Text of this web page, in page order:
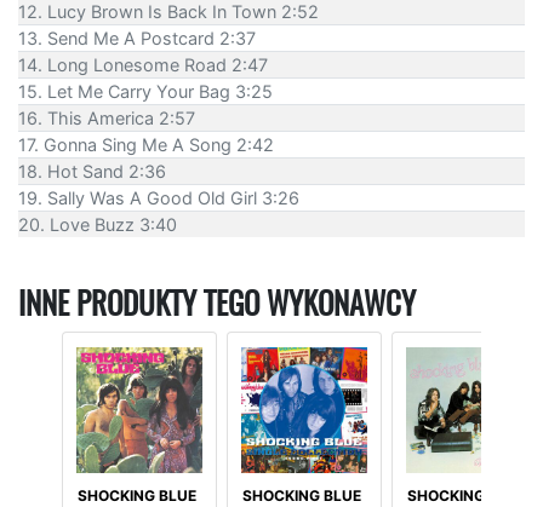
12. Lucy Brown Is Back In Town 2:52
13. Send Me A Postcard 2:37
14. Long Lonesome Road 2:47
15. Let Me Carry Your Bag 3:25
16. This America 2:57
17. Gonna Sing Me A Song 2:42
18. Hot Sand 2:36
19. Sally Was A Good Old Girl 3:26
20. Love Buzz 3:40
INNE PRODUKTY TEGO WYKONAWCY
SHOCKING BLUE
SHOCKING BLUE
SHOCKING BLUE